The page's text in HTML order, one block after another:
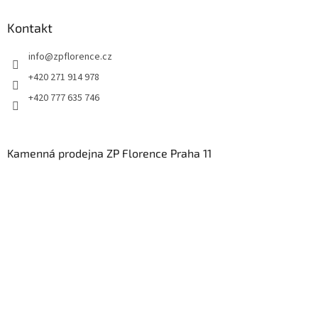
Kontakt
info@zpflorence.cz
+420 271 914 978
+420 777 635 746
Kamenná prodejna ZP Florence Praha 11